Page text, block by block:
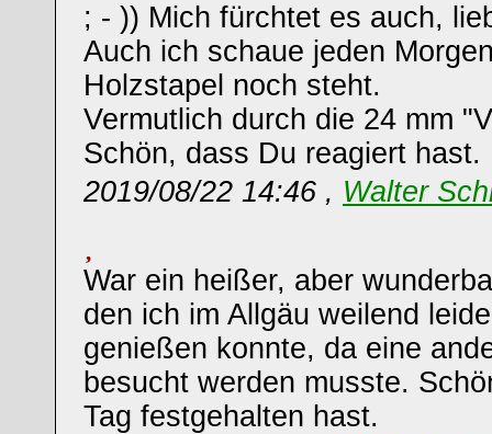
; - )) Mich fürchtet es auch,
Auch ich schaue jeden
Holzstapel noch steht.
Vermutlich durch die 24 mm
Schön, dass Du reagiert hast.
2019/08/22 14:46 , Walter
War ein heißer, aber
den ich im Allgäu weilend
genießen konnte, da eine
besucht werden musste.
Tag festgehalten hast.